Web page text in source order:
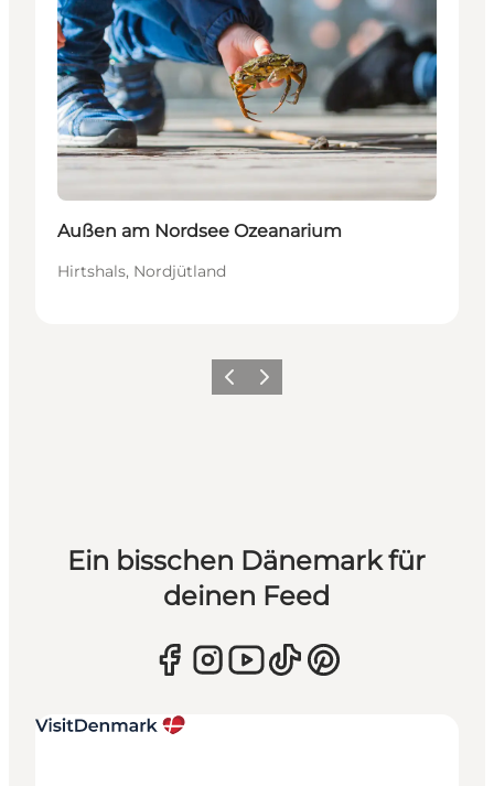
Außen am Nordsee Ozeanarium
Hirtshals, Nordjütland
ZurückWeiter
Ein bisschen Dänemark für
deinen Feed